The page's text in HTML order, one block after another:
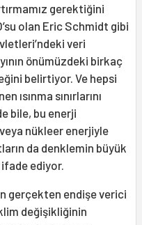
gerektiğini
olan Eric Schmidt gibi
veri
önümüzdeki birkaç
belirtiyor. Ve hepsi
ısınma sınırlarını
bile, bu enerji
nükleer enerjiyle
da denklemin büyük
ediyor.
gerçekten endişe verici
değişikliğinin